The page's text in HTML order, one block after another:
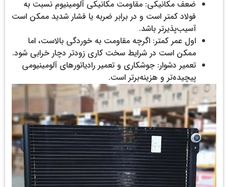
ضعف مکانیکی: مقاومت مکانیکی آلومینیوم نسبت به
فولاد کمتر است و در برابر ضربه یا فشار شدید ممکن است
آسیب‌پذیرتر باشد.
اول عمر کمتر: اگرچه مقاومت به خوردگی بالاست، اما
ممکن است در شرایط سخت کاری زودتر دچار خرابی شود.
تعمیر دشوار: جوشکاری و تعمیر رادیاتورهای آلومینیومی
پیچیده‌تر و هزینه‌برتر است.